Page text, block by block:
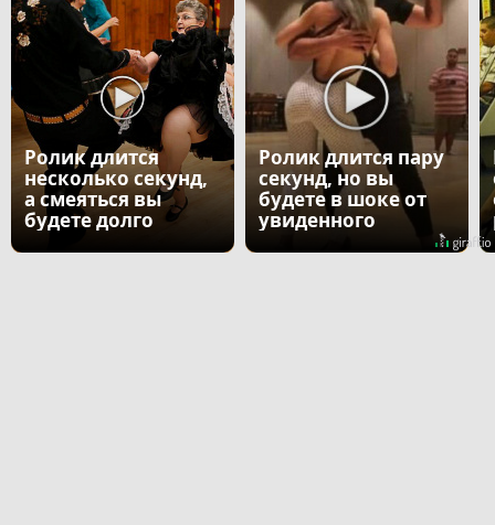
Ролик длится
несколько секунд,
а смеяться вы
будете долго
Ролик длится пару
секунд, но вы
будете в шоке от
увиденного